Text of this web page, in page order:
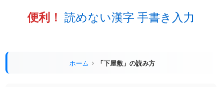
便利！ 読めない漢字 手書き入力
ホーム 「下屋敷」の読み方